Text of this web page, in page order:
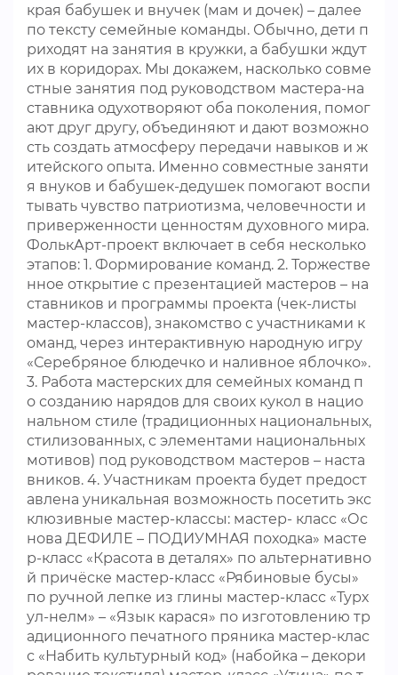
края бабушек и внучек (мам и дочек) – далее
по тексту семейные команды. Обычно, дети п
риходят на занятия в кружки, а бабушки ждут
их в коридорах. Мы докажем, насколько совме
стные занятия под руководством мастера-на
ставника одухотворяют оба поколения, помог
ают друг другу, объединяют и дают возможно
сть создать атмосферу передачи навыков и ж
итейского опыта. Именно совместные заняти
я внуков и бабушек-дедушек помогают воспи
тывать чувство патриотизма, человечности и
приверженности ценностям духовного мира.
ФолькАрт-проект включает в себя несколько
этапов: 1. Формирование команд. 2. Торжестве
нное открытие с презентацией мастеров – на
ставников и программы проекта (чек-листы
мастер-классов), знакомство с участниками к
оманд, через интерактивную народную игру
«Серебряное блюдечко и наливное яблочко».
3. Работа мастерских для семейных команд п
о созданию нарядов для своих кукол в нацио
нальном стиле (традиционных национальных,
стилизованных, с элементами национальных
мотивов) под руководством мастеров – наста
вников. 4. Участникам проекта будет предост
авлена уникальная возможность посетить экс
клюзивные мастер-классы: мастер- класс «Ос
нова ДЕФИЛЕ – ПОДИУМНАЯ походка» масте
р-класс «Красота в деталях» по альтернативно
й причёске мастер-класс «Рябиновые бусы»
по ручной лепке из глины мастер-класс «Турх
ул-нелм» – «Язык карася» по изготовлению тр
адиционного печатного пряника мастер-клас
с «Набить культурный код» (набойка – декори